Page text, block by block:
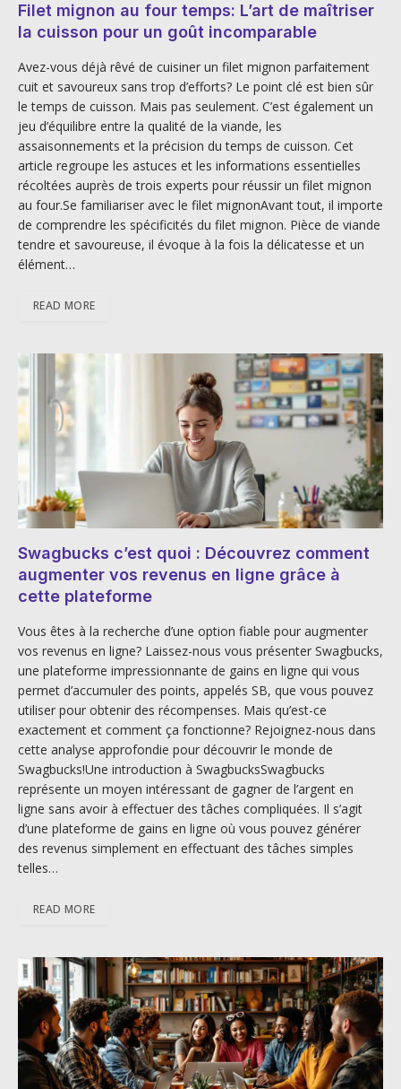
Filet mignon au four temps: L’art de maîtriser
la cuisson pour un goût incomparable
Avez-vous déjà rêvé de cuisiner un filet mignon parfaitement
cuit et savoureux sans trop d’efforts? Le point clé est bien sûr
le temps de cuisson. Mais pas seulement. C’est également un
jeu d’équilibre entre la qualité de la viande, les
assaisonnements et la précision du temps de cuisson. Cet
article regroupe les astuces et les informations essentielles
récoltées auprès de trois experts pour réussir un filet mignon
au four.Se familiariser avec le filet mignonAvant tout, il importe
de comprendre les spécificités du filet mignon. Pièce de viande
tendre et savoureuse, il évoque à la fois la délicatesse et un
élément…
READ MORE
Swagbucks c’est quoi : Découvrez comment
augmenter vos revenus en ligne grâce à
cette plateforme
Vous êtes à la recherche d’une option fiable pour augmenter
vos revenus en ligne? Laissez-nous vous présenter Swagbucks,
une plateforme impressionnante de gains en ligne qui vous
permet d’accumuler des points, appelés SB, que vous pouvez
utiliser pour obtenir des récompenses. Mais qu’est-ce
exactement et comment ça fonctionne? Rejoignez-nous dans
cette analyse approfondie pour découvrir le monde de
Swagbucks!Une introduction à SwagbucksSwagbucks
représente un moyen intéressant de gagner de l’argent en
ligne sans avoir à effectuer des tâches compliquées. Il s’agit
d’une plateforme de gains en ligne où vous pouvez générer
des revenus simplement en effectuant des tâches simples
telles…
READ MORE